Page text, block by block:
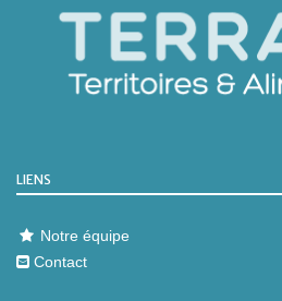
LIENS
Notre équipe
Contact